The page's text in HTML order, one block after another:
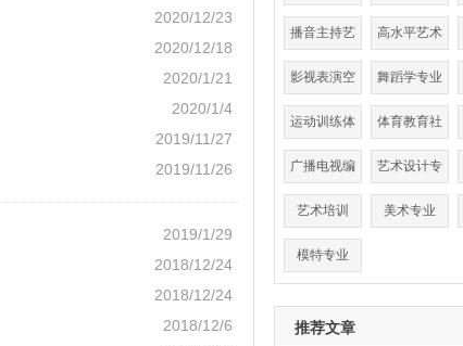
2020/12/23
2020/12/18
2020/1/21
2020/1/4
2019/11/27
2019/11/26
2019/1/29
2018/12/24
2018/12/24
2018/12/6
点
播音主持艺
术
高水平艺术
团
影视表演空
乘
舞蹈学专业
运动训练体
育单招
体育教育社
会体育
广播电视编
导
艺术设计专
业
艺术培训
美术专业
模特专业
推荐文章